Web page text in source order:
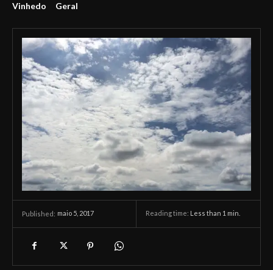
Vinhedo Geral
Published: maio 5, 2017 Reading time: Less than 1 min.